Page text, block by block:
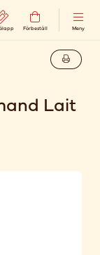
Förbeställ Meny
Lait